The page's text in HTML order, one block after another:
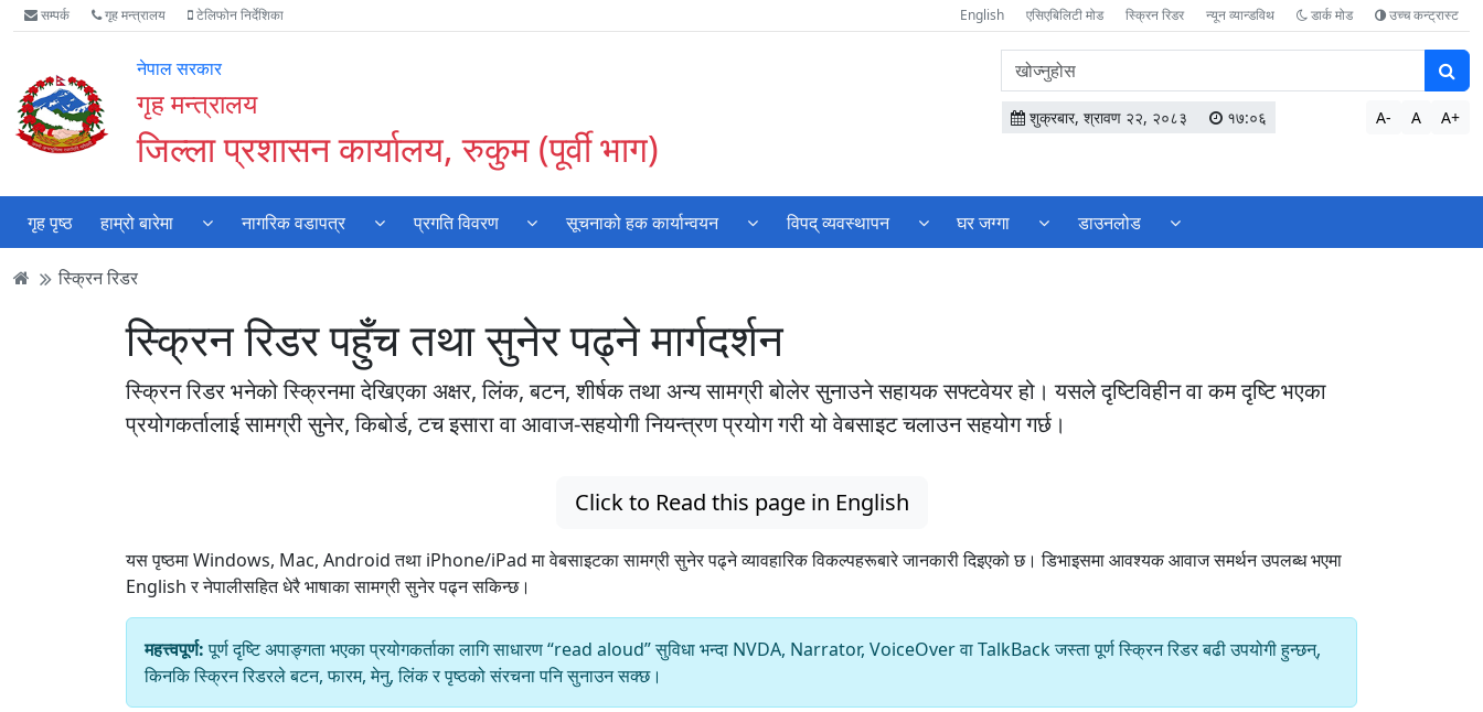
Accessibility
Mode
गर्नुहोस्
मुख्य
सामाग्री
मुख्य
नेभिगेसन
वेबसाइट
खोजमा
सम्पर्क गृह मन्त्रालय टेलिफोन निर्देशिका English एसिएबिलिटी मोड स्क्रिन रिडर न्यून व्यान्डविथ डार्क मोड उच्च कन्ट्रास्ट
नेपाल सरकार
गृह मन्त्रालय
जिल्ला प्रशासन कार्यालय, रुकुम (पूर्वी भाग)
वेबसाइटमा
सामग्री
खोज्नुहोस
शुक्रबार, श्रावण २२, २०८३ १७:०६ A- A A+
गृह पृष्ठ हाम्रो बारेमा नागरिक वडापत्र प्रगति विवरण सूचनाको हक कार्यान्वयन विपद् व्यवस्थापन घर जग्गा डाउनलोड
स्क्रिन रिडर
स्क्रिन रिडर पहुँच तथा सुनेर पढ्ने मार्गदर्शन
स्क्रिन रिडर भनेको स्क्रिनमा देखिएका अक्षर, लिंक, बटन, शीर्षक तथा अन्य सामग्री बोलेर सुनाउने सहायक सफ्टवेयर हो। यसले दृष्टिविहीन वा कम दृष्टि भएका
प्रयोगकर्तालाई सामग्री सुनेर, किबोर्ड, टच इसारा वा आवाज-सहयोगी नियन्त्रण प्रयोग गरी यो वेबसाइट चलाउन सहयोग गर्छ।
Click to Read this page in English
यस पृष्ठमा Windows, Mac, Android तथा iPhone/iPad मा वेबसाइटका सामग्री सुनेर पढ्ने व्यावहारिक विकल्पहरूबारे जानकारी दिइएको छ। डिभाइसमा आवश्यक आवाज समर्थन उपलब्ध भएमा
English र नेपालीसहित धेरै भाषाका सामग्री सुनेर पढ्न सकिन्छ।
महत्त्वपूर्ण:पूर्ण दृष्टि अपाङ्गता भएका प्रयोगकर्ताका लागि साधारण “read aloud” सुविधा भन्दा NVDA, Narrator, VoiceOver वा TalkBack जस्ता पूर्ण स्क्रिन रिडर बढी उपयोगी हुन्छन्,
किनकि स्क्रिन रिडरले बटन, फारम, मेनु, लिंक र पृष्ठको संरचना पनि सुनाउन सक्छ।